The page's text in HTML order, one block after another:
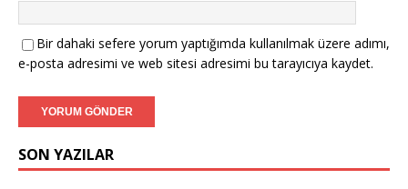
Bir dahaki sefere yorum yaptığımda kullanılmak üzere adımı,
e-posta adresimi ve web sitesi adresimi bu tarayıcıya kaydet.
SON YAZILAR